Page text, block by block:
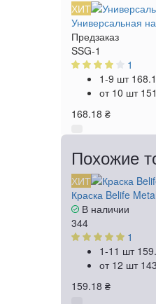
ХИТ
Универсальная
Предзаказ
SSG-1
1
1-9 шт
от 10 шт
168.18 ₴
Похожие
ХИТ
Краска Belife
В наличии
344
1
1-11 шт
от 12 шт
159.18 ₴